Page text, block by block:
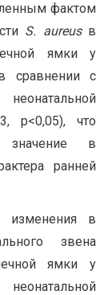
фактом
S. aureusв
ямки у
сравнении с
p<0,05), что
значение в
ранней
изменения в
звена
ямки у